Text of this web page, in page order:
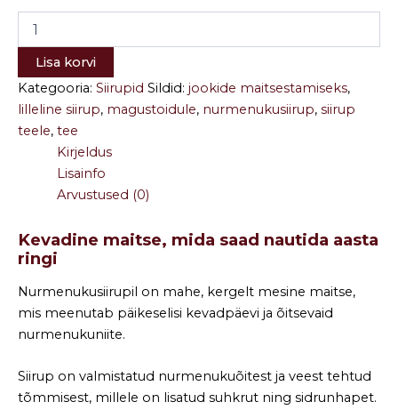
Lisa korvi
Kategooria: Siirupid Sildid: jookide maitsestamiseks,
lilleline siirup, magustoidule, nurmenukusiirup, siirup
teele, tee
Kirjeldus
Lisainfo
Arvustused (0)
Kevadine maitse, mida saad nautida aasta
ringi
Nurmenukusiirupil on mahe, kergelt mesine maitse,
mis meenutab päikeselisi kevadpäevi ja õitsevaid
nurmenukuniite.
Siirup on valmistatud nurmenukuõitest ja veest tehtud
tõmmisest, millele on lisatud suhkrut ning sidrunhapet.